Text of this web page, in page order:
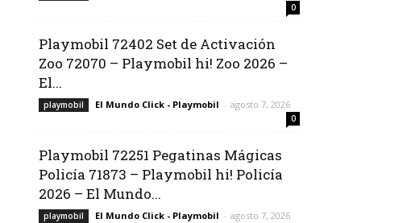
0
Playmobil 72402 Set de Activación
Zoo 72070 – Playmobil hi! Zoo 2026 –
El...
playmobil El Mundo Click - Playmobil - agosto 7, 2026
0
Playmobil 72251 Pegatinas Mágicas
Policía 71873 – Playmobil hi! Policía
2026 – El Mundo...
playmobil El Mundo Click - Playmobil - agosto 7, 2026